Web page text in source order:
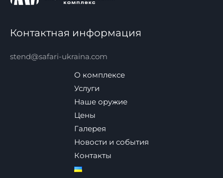
Контактная информация
stend@safari-ukraina.com
О комплексе
Услуги
Наше оружие
Цены
Галерея
Новости и события
Контакты